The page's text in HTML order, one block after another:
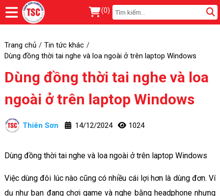
(0)
Trang chủ
Tin tức khác
Dùng đồng thời tai nghe và loa ngoài ở trên laptop Windows
Dùng đồng thời tai nghe và loa
ngoài ở trên laptop Windows
Thiên Sơn 14/12/2024 1024
Dùng đồng thời tai nghe và loa ngoài ở trên laptop Windows
Việc dùng đôi lúc nào cũng có nhiều cái lợi hơn là dùng đơn. Ví
dụ như bạn đang chơi game và nghe bằng headphone nhưng